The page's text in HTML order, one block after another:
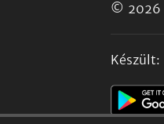
© 2026
Készült: